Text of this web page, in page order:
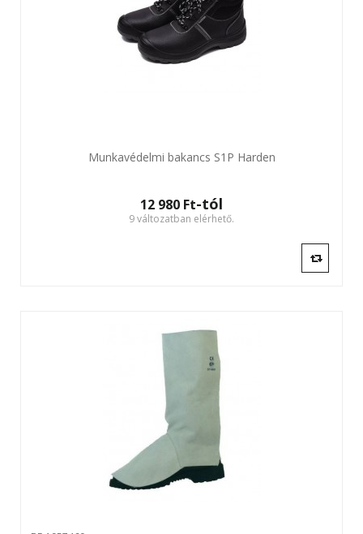
Munkavédelmi bakancs S1P Harden
12 980 Ft‎-tól
9 változatban elérhető.